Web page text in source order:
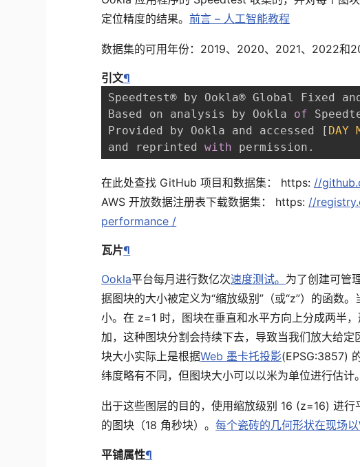
定位精度的结果。前言 – 人工智能教程
数据集的可用年份：2019、2020、2021、2022和
引文¶
Speedtest® by Ookla® Global Fixed
Based on analysis by Ookla of
Provided by Ookla and accessed
[ DAY
and reprinted with permission .
在此处查找 GitHub 项目和数据集： https: //
AWS 开放数据注册表下载数据集： https: //
performance /
瓦片¶
Ookla平台每月进行数亿次速度测试。 为了创建可管
据图块的大小被定义为“缩放级别”（或“z”）的函数
小。在 z=1 时，图块在垂直和水平方向上分成两半
加，这种图块分割会持续下去，导致当我们放大给
块大小实际上是根据Web 墨卡托投影(EPSG:3857)
纬度略有不同，但图块大小可以以米为单位进行估计。
出于这些图层的目的，使用缩放级别 16 (z=16) 进
的图块（18 角秒块）。每个瓷砖的几何形状在现场
平铺属性¶